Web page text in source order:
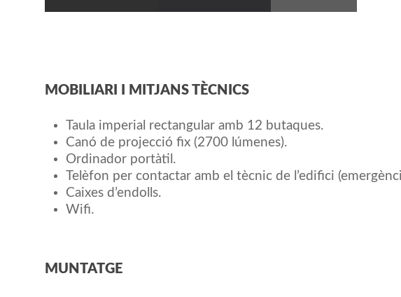
MOBILIARI I MITJANS TÈCNICS
Taula imperial rectangular amb 12 butaques.
Canó de projecció fix (2700 lúmenes).
Ordinador portàtil.
Telèfon per contactar amb el tècnic de l’edifici
Caixes d’endolls.
Wifi.
MUNTATGE